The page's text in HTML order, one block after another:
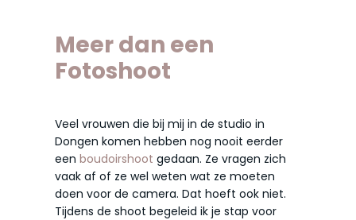
Meer dan een
Fotoshoot
Veel vrouwen die bij mij in de studio in
Dongen komen hebben nog nooit eerder
een boudoirshoot gedaan. Ze vragen zich
vaak af of ze wel weten wat ze moeten
doen voor de camera. Dat hoeft ook niet.
Tijdens de shoot begeleid ik je stap voor